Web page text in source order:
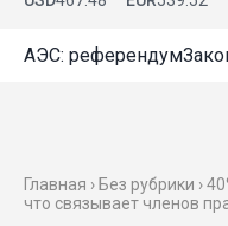
АЭС: референдум
Главная › Без рубрики ›
что связывает членов